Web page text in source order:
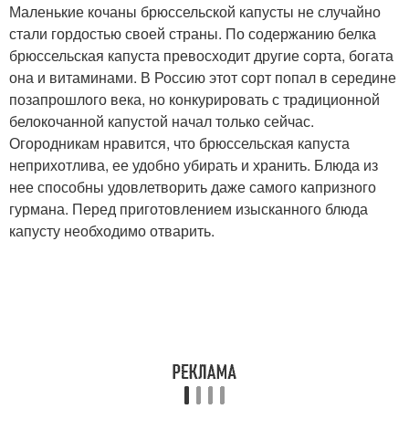
Маленькие кочаны брюссельской капусты не случайно
стали гордостью своей страны. По содержанию белка
брюссельская капуста превосходит другие сорта, богата
она и витаминами. В Россию этот сорт попал в середине
позапрошлого века, но конкурировать с традиционной
белокочанной капустой начал только сейчас.
Огородникам нравится, что брюссельская капуста
неприхотлива, ее удобно убирать и хранить. Блюда из
нее способны удовлетворить даже самого капризного
гурмана. Перед приготовлением изысканного блюда
капусту необходимо отварить.